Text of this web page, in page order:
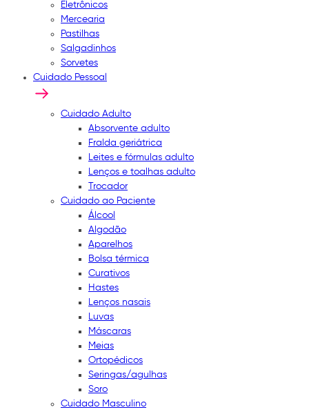
Eletrônicos
Mercearia
Pastilhas
Salgadinhos
Sorvetes
Cuidado Pessoal
Cuidado Adulto
Absorvente adulto
Fralda geriátrica
Leites e fórmulas adulto
Lenços e toalhas adulto
Trocador
Cuidado ao Paciente
Álcool
Algodão
Aparelhos
Bolsa térmica
Curativos
Hastes
Lenços nasais
Luvas
Máscaras
Meias
Ortopédicos
Seringas/agulhas
Soro
Cuidado Masculino